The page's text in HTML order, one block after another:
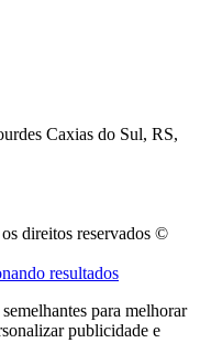
Caxias do Sul, RS,
direitos reservados ©
para melhorar
publicidade e